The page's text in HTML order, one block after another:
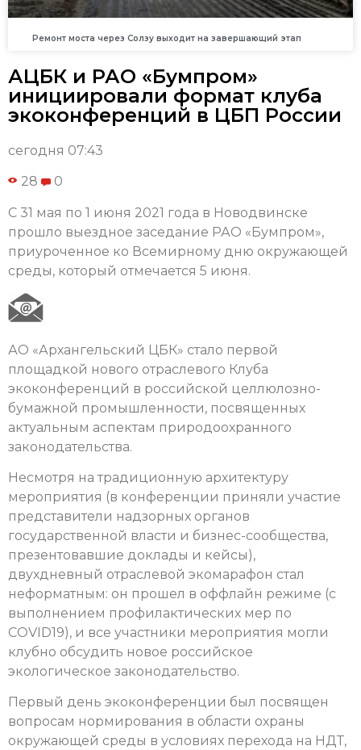
Ремонт моста через Солзу выходит на завершающий этап
АЦБК и РАО «Бумпром»
инициировали формат клуба
экоконференций в ЦБП России
сегодня 07:43
28 0
С 31 мая по 1 июня 2021 года в Новодвинске
прошло выездное заседание РАО «Бумпром»,
приуроченное ко Всемирному дню окружающей
среды, который отмечается 5 июня.
АО «Архангельский ЦБК» стало первой
площадкой нового отраслевого Клуба
экоконференций в российской целлюлозно-
бумажной промышленности, посвященных
актуальным аспектам природоохранного
законодательства.
Несмотря на традиционную архитектуру
мероприятия (в конференции приняли участие
представители надзорных органов
государственной власти и бизнес-сообщества,
презентовавшие доклады и кейсы),
двухдневный отраслевой экомарафон стал
неформатным: он прошел в оффлайн режиме (с
выполнением профилактических мер по
CОVID19), и все участники мероприятия могли
клубно обсудить новое российское
экологическое законодательство.
Первый день экоконференции был посвящен
вопросам нормирования в области охраны
окружающей среды в условиях перехода на НДТ,